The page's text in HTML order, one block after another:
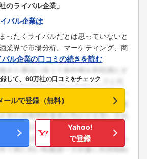
のライバル企業」
バル企業は
ったくライバルだとは思っていないと
業界で市場分析、マーケティング、商
バル企業の口コミの続きを読む
して、60万社の口コミをチェック
ールで登録（無料）
Yahoo!
で登録